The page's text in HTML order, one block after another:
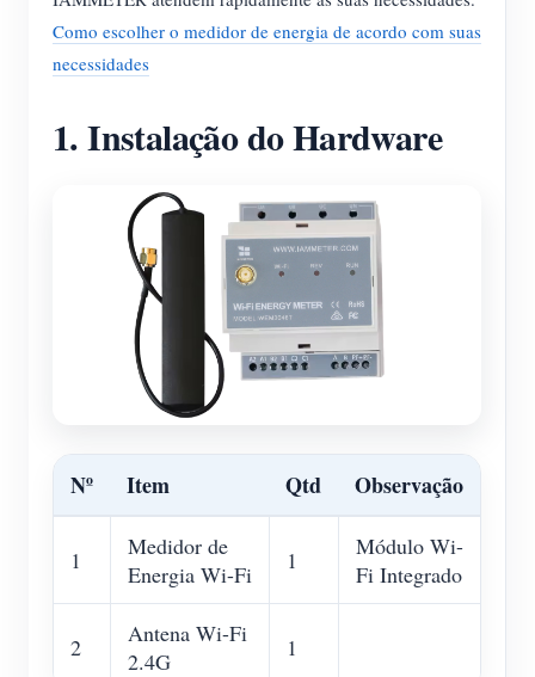
Como escolher o medidor de energia de acordo com suas
necessidades
1. Instalação do Hardware
Nº Item Qtd Observação
1
Medidor de
Energia Wi-Fi
1
Módulo Wi-
Fi Integrado
2
Antena Wi-Fi
2.4G
1